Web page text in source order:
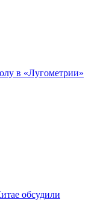
в «Лугометрии»
обсудили